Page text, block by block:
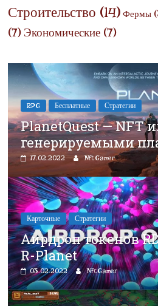
Строительство (14) Фермы
(7) Экономические (7)
RPG Бесплатные Стратегии
PlanetQuest — NFT
генерируемыми
17.02.2022 NftGamer
Карточные Стратегии
Аирдроп токенов
R-Planet
03.02.2022 NftGamer